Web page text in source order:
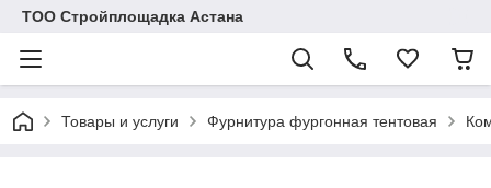
ТОО Стройплощадка Астана
Товары и услуги Фурнитура фургонная тентовая